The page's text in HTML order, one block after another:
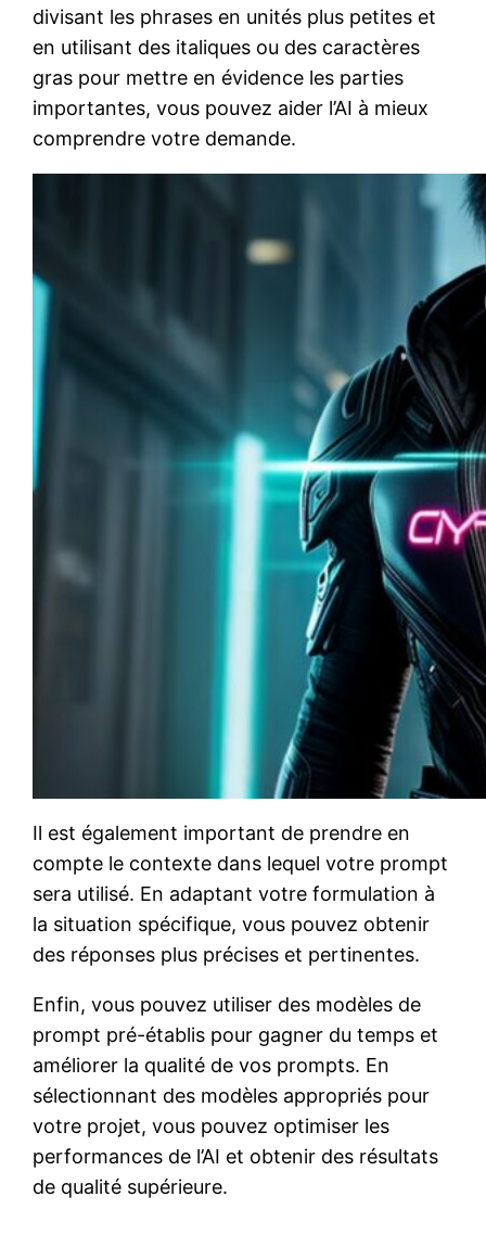
divisant les phrases en unités plus petites et
en utilisant des italiques ou des caractères
gras pour mettre en évidence les parties
importantes, vous pouvez aider l’AI à mieux
comprendre votre demande.
Il est également important de prendre en
compte le contexte dans lequel votre prompt
sera utilisé. En adaptant votre formulation à
la situation spécifique, vous pouvez obtenir
des réponses plus précises et pertinentes.
Enfin, vous pouvez utiliser des modèles de
prompt pré-établis pour gagner du temps et
améliorer la qualité de vos prompts. En
sélectionnant des modèles appropriés pour
votre projet, vous pouvez optimiser les
performances de l’AI et obtenir des résultats
de qualité supérieure.